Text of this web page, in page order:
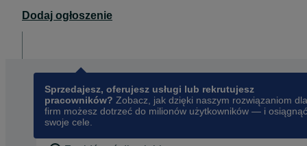
Dodaj ogłoszenie
Sprzedajesz, oferujesz usługi lub rekrutujesz
pracowników? Zobacz, jak dzięki naszym rozwiązaniom dla
firm możesz dotrzeć do milionów użytkowników — i osiągnąć
swoje cele.